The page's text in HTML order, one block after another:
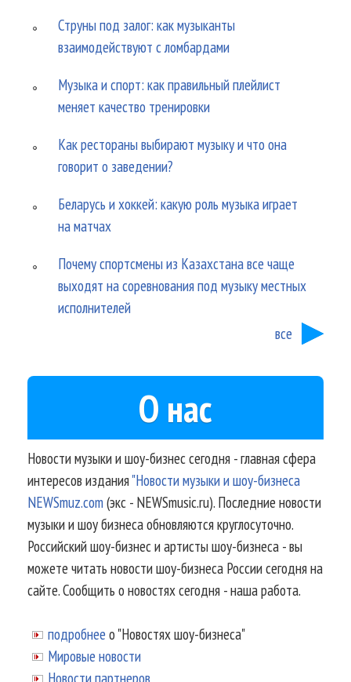
Струны под залог: как музыканты
взаимодействуют с ломбардами
Музыка и спорт: как правильный плейлист
меняет качество тренировки
Как рестораны выбирают музыку и что она
говорит о заведении?
Беларусь и хоккей: какую роль музыка играет
на матчах
Почему спортсмены из Казахстана все чаще
выходят на соревнования под музыку местных
исполнителей
все
О нас
Новости музыки и шоу-бизнес сегодня - главная сфера
интересов издания"Новости музыки и шоу-бизнеса
NEWSmuz.com(экс - NEWSmusic.ru). Последние новости
музыки и шоу бизнеса обновляются круглосуточно.
Российский шоу-бизнес и артисты шоу-бизнеса - вы
можете читать новости шоу-бизнеса России сегодня на
сайте. Сообщить о новостях сегодня - наша работа.
подробнее о "Новостях шоу-бизнеса"
Мировые новости
Новости партнеров